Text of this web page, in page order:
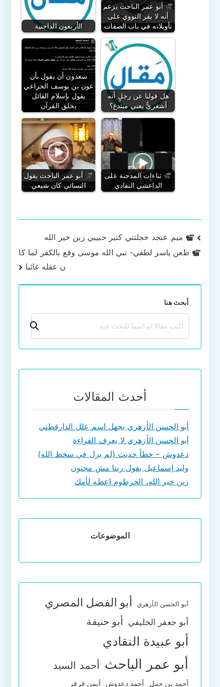
الأربعون الداجنية
أبو عمر الباحث يزعم
أنه لا يقر النووي على
تأويلاته في باب الصفات
سعدون أن يقول بأن
عون بن يوسف الخزاعي
يقول بإسلام القائل
بخلق القرآن
هل قولنا عن رجلٍ أنه
أشعريٌّ يعني مبتدع؟
أبو عمر الباحث يقول
النسائي كان شيعي
ثناءات المدجنة على
الداعشي النقادي
تصفّح
المقالات
ميم عنجد خجلتني كتير حبيبي زين خير الله
طعن ياسر لطفي- نبي الله موسى وقع بالكفر لما كا
ن عقله غائبا
أبحث هنا
بحث
أحدث المقالات
أبو الحسن الأزهري يجهل اسم علل الدارقطني
أبو الحسن الأزهري لا يعرف القراءة
دعدوش – خطأ حديث (لم يزل في سخط الله)
وليد إسماعيل يقول ربنا مش مجنون
زين خير الله، الخرطوم اعطه لأمك
الموضوعات
أبو الحسن الأزهري أبو الفضل المصري
أبو جعفر الخليفي أبو حنيفة
أبو عبيدة النقادي
أبو عمر الباحث أحمد السيد
أحمد بن حنبل أحمد دعدوش أيمن قرقر